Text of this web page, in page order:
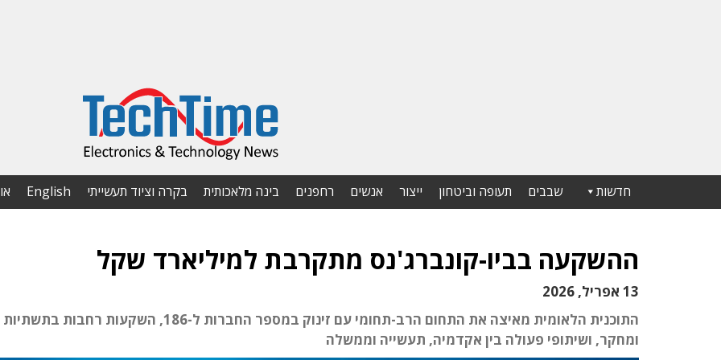
חדשות שבבים תעופה וביטחון ייצור אנשים רחפנים בינה מלאכותית בקרה וציוד תעשייתי English
ההשקעה בביו-קונברג'נס מתקרבת למיליארד שקל
13 אפריל, 2026
התוכנית הלאומית מאיצה את התחום הרב-תחומי עם זינוק במספר החברות ל-186, השקעות רחבות בתשתיות
ומחקר, ושיתופי פעולה בין אקדמיה, תעשייה וממשלה